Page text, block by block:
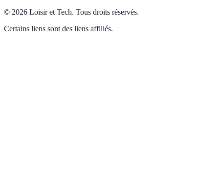
© 2026 Loisir et Tech. Tous droits réservés.
Certains liens sont des liens affiliés.